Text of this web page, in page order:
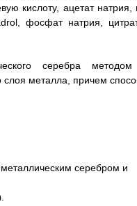
кислоту, ацетат
фосфат натрия,
серебра методом
металла, причем
серебром и